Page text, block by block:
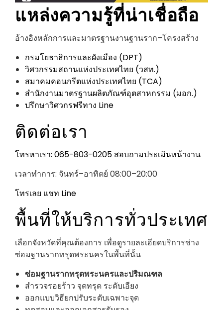
แหล่งความรู้ที่น่าเชื่อถือ
อ้างอิงหลักการและมาตรฐานงานฐานราก–โครงสร้าง
กรมโยธาธิการและผังเมือง (DPT)
วิศวกรรมสถานแห่งประเทศไทย (วสท.)
สมาคมคอนกรีตแห่งประเทศไทย (TCA)
สำนักงานมาตรฐานผลิตภัณฑ์อุตสาหกรรม (มอก.)
ปรึกษาวิศวกรฟรีทาง Line
ติดต่อเรา
โทรหาเรา: 065-803-0205 สอบถามประเมินหน้างาน
เวลาทำการ: จันทร์–อาทิตย์ 08:00–20:00
โทรเลย แชท Line
พื้นที่ให้บริการทั่วประเทศ
เลือกจังหวัดที่คุณต้องการ เพื่อดูรายละเอียดบริการช่าง
ซ่อมฐานรากทรุดพระนครในพื้นที่นั้น
ซ่อมฐานรากทรุดพระนครและปริมณฑล
สำรวจรอยร้าว จุดทรุด ระดับเอียง
ออกแบบวิธียกปรับระดับเฉพาะจุด